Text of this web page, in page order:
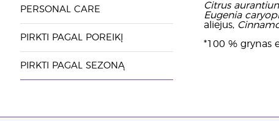
PERSONAL CARE
PIRKTI PAGAL POREIKĮ
PIRKTI PAGAL SEZONĄ
Citrus
Eugenia
aliejus,
*100 % grynas